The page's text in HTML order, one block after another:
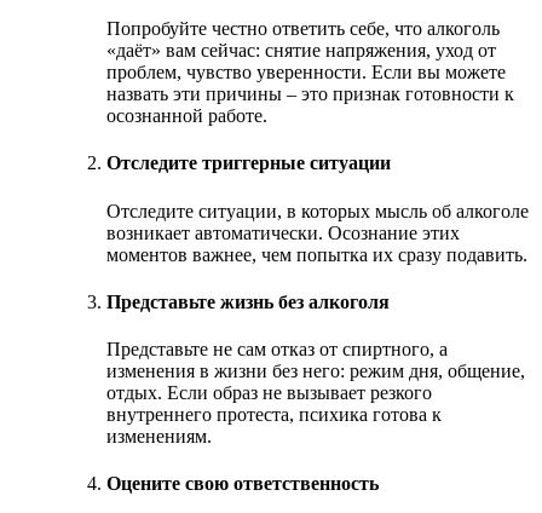
Попробуйте честно ответить себе, что алкоголь
«даёт» вам сейчас: снятие напряжения, уход от
проблем, чувство уверенности. Если вы можете
назвать эти причины – это признак готовности к
осознанной работе.
Отследите триггерные ситуации
Отследите ситуации, в которых мысль об алкоголе
возникает автоматически. Осознание этих
моментов важнее, чем попытка их сразу подавить.
Представьте жизнь без алкоголя
Представьте не сам отказ от спиртного, а
изменения в жизни без него: режим дня, общение,
отдых. Если образ не вызывает резкого
внутреннего протеста, психика готова к
изменениям.
Оцените свою ответственность